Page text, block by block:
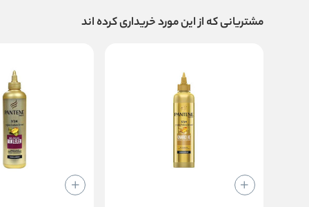
مشتریانی که از این مورد خریداری کرده اند